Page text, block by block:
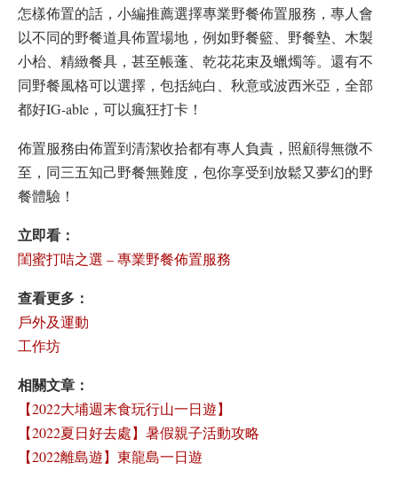
怎樣佈置的話，小編推薦選擇專業野餐佈置服務，專人會
以不同的野餐道具佈置場地，例如野餐籃、野餐墊、木製
小枱、精緻餐具，甚至帳蓬、乾花花束及蠟燭等。還有不
同野餐風格可以選擇，包括純白、秋意或波西米亞，全部
都好IG-able，可以瘋狂打卡！
佈置服務由佈置到清潔收拾都有專人負責，照顧得無微不
至，同三五知己野餐無難度，包你享受到放鬆又夢幻的野
餐體驗！
立即看：
閨蜜打咭之選 – 專業野餐佈置服務
查看更多：
戶外及運動
工作坊
相關文章：
【2022大埔週末食玩行山一日遊】
【2022夏日好去處】暑假親子活動攻略
【2022離島遊】東龍島一日遊